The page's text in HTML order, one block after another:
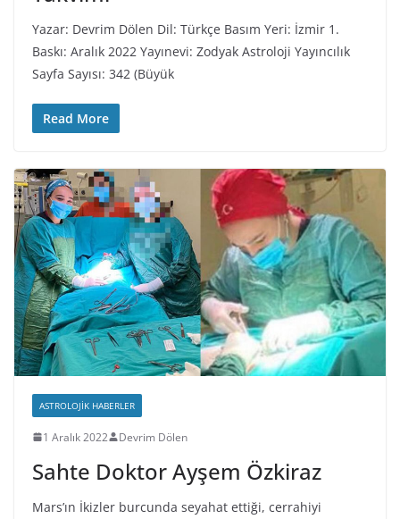
Yazar: Devrim Dölen Dil: Türkçe Basım Yeri: İzmir 1.
Baskı: Aralık 2022 Yayınevi: Zodyak Astroloji Yayıncılık
Sayfa Sayısı: 342 (Büyük
Read More
ASTROLOJIK HABERLER
1 Aralık 2022 Devrim Dölen
Sahte Doktor Ayşem Özkiraz
Mars’ın İkizler burcunda seyahat ettiği, cerrahiyi